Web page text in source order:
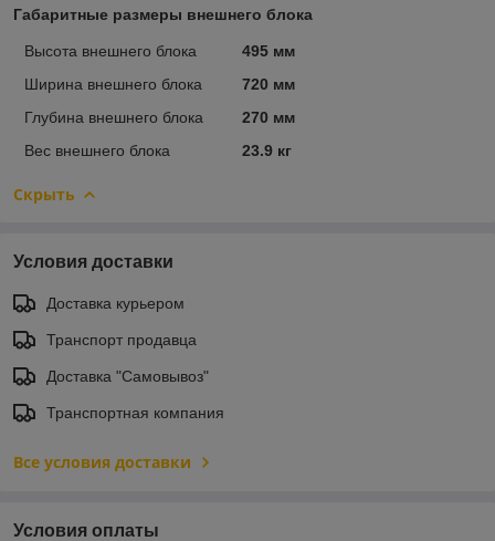
Габаритные размеры внешнего блока
Высота внешнего блока
495 мм
Ширина внешнего блока
720 мм
Глубина внешнего блока
270 мм
Вес внешнего блока
23.9 кг
Скрыть
Условия доставки
Доставка курьером
Транспорт продавца
Доставка "Самовывоз"
Транспортная компания
Все условия доставки
Условия оплаты